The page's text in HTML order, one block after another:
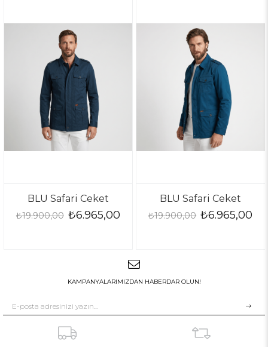
BLU Safari Ceket
₺6.965,00
₺19.900,00
BLU Safari Ceket
₺6.965,00
₺19.900,00
KAMPANYALARIMIZDAN HABERDAR OLUN!